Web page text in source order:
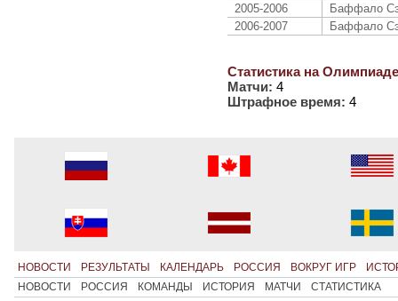
2005-2006
Баффало
2006-2007
Баффало
Статистика на
Матчи: 4
Штрафное время: 4
НОВОСТИ РЕЗУЛЬТАТЫ КАЛЕНДАРЬ РОССИЯ ВОКРУГ ИГР
НОВОСТИ
РОССИЯ КОМАНДЫ ИСТОРИЯ МАТЧИ СТАТИСТИКА